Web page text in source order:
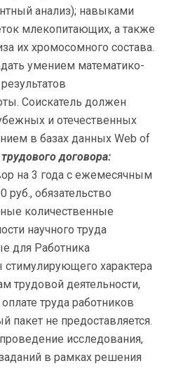
анализ); навыками
млекопитающих, а также
их хромосомного состава.
умением математико-
Соискатель должен
и отечественных
в базах данных Web of
договора:
на 3 года с ежемесячным
обязательство
количественные
научного труда
для Работника
характера
трудовой деятельности,
труда работников
не предоставляется.
проведение исследования,
в рамках решения